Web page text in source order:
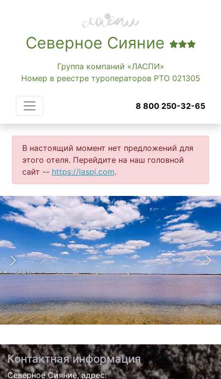
Северное Сияние
Группа компаний «ЛАСПИ»
Номер в реестре туроператоров РТО 021305
8 800 250-32-65
В настоящий момент нет предложений для
этого отеля. Перейдите на наш головной
сайт -- https://laspi.com.
Контактная информация
Северное Сияние, адрес: